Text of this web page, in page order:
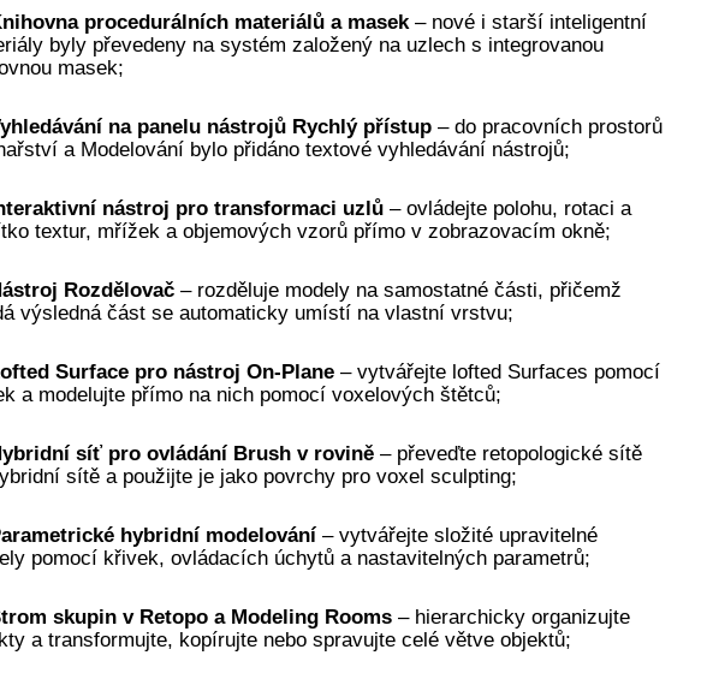
procedurálních materiálů a masek– nové i starší inteligentní
byly převedeny na systém založený na uzlech s integrovanou
masek;
na panelu nástrojů Rychlý přístup – do pracovních prostorů
a Modelování bylo přidáno textové vyhledávání nástrojů;
nástroj pro transformaci uzlů – ovládejte polohu, rotaci a
textur, mřížek a objemových vzorů přímo v zobrazovacím okně;
Rozdělovač – rozděluje modely na samostatné části, přičemž
výsledná část se automaticky umístí na vlastní vrstvu;
Surface pro nástroj On-Plane – vytvářejte lofted Surfaces pomocí
a modelujte přímo na nich pomocí voxelových štětců;
síť pro ovládání Brush v rovině – převeďte retopologické sítě
sítě a použijte je jako povrchy pro voxel sculpting;
hybridní modelování – vytvářejte složité upravitelné
pomocí křivek, ovládacích úchytů a nastavitelných parametrů;
skupin v Retopo a Modeling Rooms – hierarchicky organizujte
a transformujte, kopírujte nebo spravujte celé větve objektů;